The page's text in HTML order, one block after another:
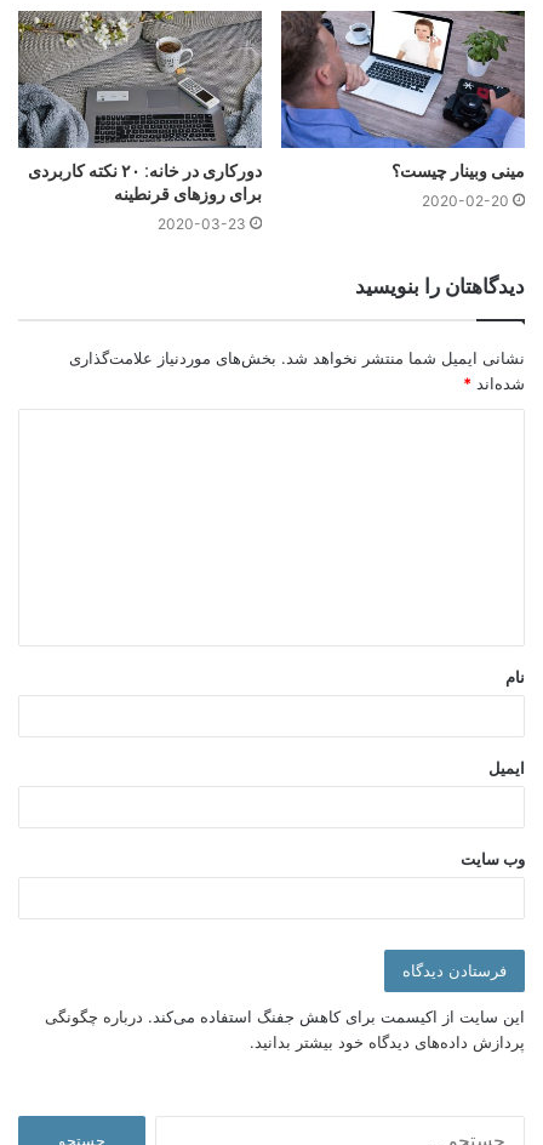
Kaizen,EECIG,GEIPA,PKF,EEIPG
نویسنده کتاب رفتار و کوچینگ
مترجم مقالات روز دنیای کوچینگ
محقق آموزه های “باب پراکتور” و دکتر “جو دیسپنزا” در حوزه
پارادایم شیفت و قدرت ذهن
تحلیلگر تایید صلاحیت شده از کمپانی PDAINTERNATIONAL
آمریکا
شایستگی سازمانی کاریابی بین المللی
کوچینگ سازمانی کوچینگ شغلی
منابع انسانی
مینی وبینار چیست؟
2020-02-20
دورکاری در خانه: ۲۰ نکته کاربردی
برای روزهای قرنطینه
2020-03-23
دیدگاهتان را بنویسید
نشانی ایمیل شما منتشر نخواهد شد. بخش‌های موردنیاز علامت‌گذاری
شده‌اند *
*
نام
ایمیل
وب‌ سایت
این سایت از اکیسمت برای کاهش جفنگ استفاده می‌کند. درباره چگونگی
پردازش داده‌های دیدگاه خود بیشتر بدانید.